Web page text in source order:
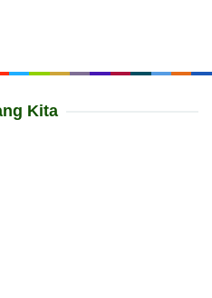
Kita